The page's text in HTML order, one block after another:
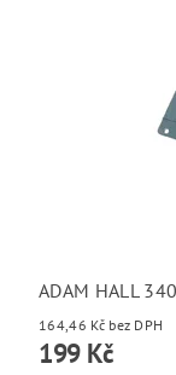
ADAM HALL
164,46 Kč bez DPH
199 Kč